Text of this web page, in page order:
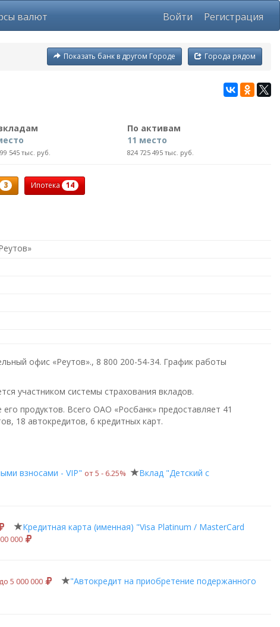
валют Войти Регистрация
Города рядом
Показать банк в другом Городе
По активам
545 тыс. руб.
11 место
824 725 495 тыс. руб.
3 Ипотека 14
офис «Реутов»., 8 800 200-54-34. График работы
участником системы страхования вкладов.
продуктов. Всего ОАО «Росбанк» предоставляет 41
18 автокредитов, 6 кредитных карт.
взносами - VIP" от 5 ‑ 6.25%
Вклад "Детский с
Кредитная карта (именная) "Visa Platinum / MasterCard
000
5 000 000
"Автокредит на приобретение подержанного